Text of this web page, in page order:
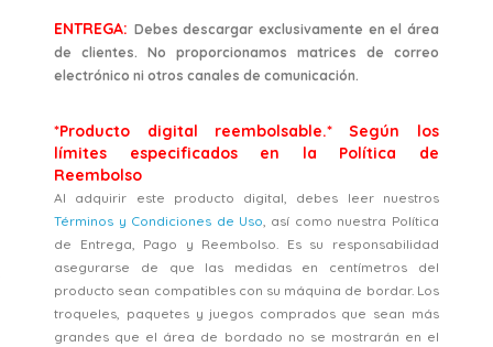
ENTREGA: Debes descargar exclusivamente en el área
de clientes. No proporcionamos matrices de correo
electrónico ni otros canales de comunicación.
*Producto digital reembolsable.* Según los
límites especificados en la Política de
Reembolso
Al adquirir este producto digital, debes leer nuestros
Términos y Condiciones de Uso, así como nuestra Política
de Entrega, Pago y Reembolso. Es su responsabilidad
asegurarse de que las medidas en centímetros del
producto sean compatibles con su máquina de bordar. Los
troqueles, paquetes y juegos comprados que sean más
grandes que el área de bordado no se mostrarán en el